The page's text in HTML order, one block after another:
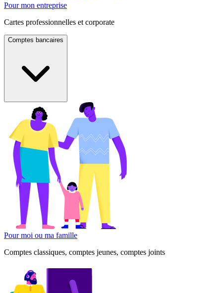
Pour mon entreprise
Cartes professionnelles et corporate
Comptes bancaires
Pour moi ou ma famille
Comptes classiques, comptes jeunes, comptes joints